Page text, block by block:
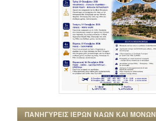
ΠΑΝΗΓΥΡΕΙΣ ΙΕΡΩΝ ΝΑΩΝ ΚΑΙ ΜΟΝΩΝ